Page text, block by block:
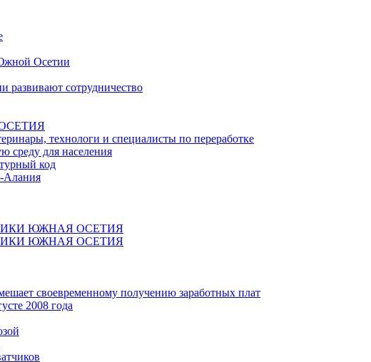
Осетии
сотрудничество
технологи и специалисты по переработке
для населения
код
Алания
ЮЖНАЯ ОСЕТИЯ
ЮЖНАЯ ОСЕТИЯ
своевременному получению заработных плат
2008 года